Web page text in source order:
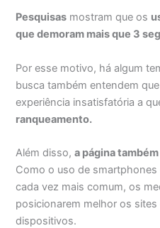
Pesquisas mostram que os
que demoram mais que 3
Por esse motivo, há algum
busca também entendem
experiência insatisfatória a
ranqueamento.
Além disso,a página
Como o uso de
cada vez mais comum, os
posicionarem melhor os
dispositivos.